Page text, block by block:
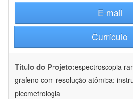
E-mail
Currículo
Título do Projeto:espectroscopia
grafeno com resolução atômica:
picometrologia